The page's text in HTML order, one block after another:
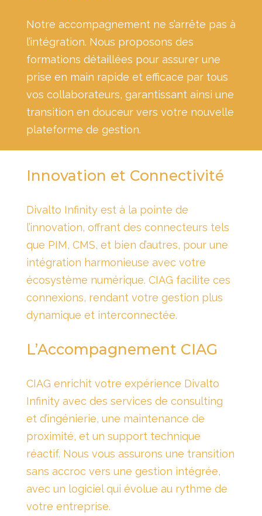
Notre accompagnement ne s’arrête pas à
l’intégration. Nous proposons des
formations détaillées pour assurer une
prise en main rapide et efficace par tous
vos collaborateurs, garantissant ainsi une
transition en douceur vers votre nouvelle
plateforme de gestion.
Innovation et Connectivité
Divalto Infinity est à la pointe de
l’innovation, offrant des connecteurs tels
que PIM, CMS, et bien d’autres, pour une
intégration harmonieuse avec votre
écosystème numérique. CIAG facilite ces
connexions, rendant votre gestion plus
dynamique et interconnectée.
L’Accompagnement CIAG
CIAG enrichit votre expérience Divalto
Infinity avec des services de consulting
et d’ingénierie, une maintenance de
proximité, et un support technique
réactif. Nous vous assurons une transition
sans accroc vers une gestion intégrée,
avec un logiciel qui évolue au rythme de
votre entreprise.